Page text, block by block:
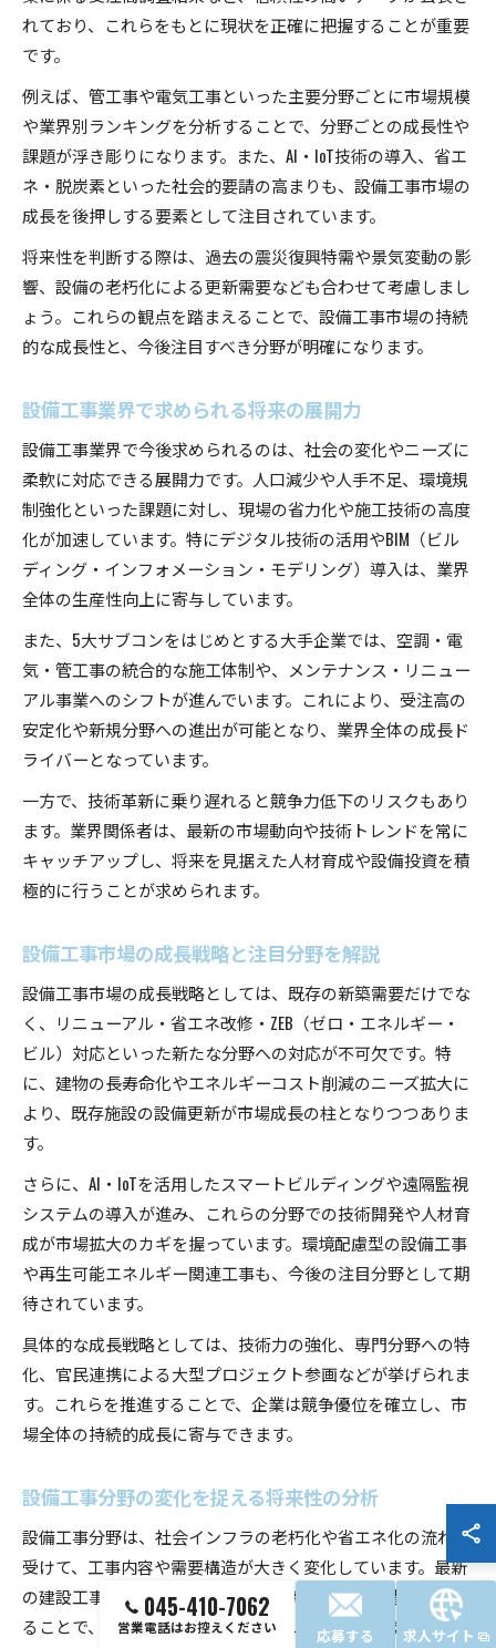
れており、これらをもとに現状を正確に把握することが重要
です。
例えば、管工事や電気工事といった主要分野ごとに市場規模
や業界別ランキングを分析することで、分野ごとの成長性や
課題が浮き彫りになります。また、AI・IoT技術の導入、省エ
ネ・脱炭素といった社会的要請の高まりも、設備工事市場の
成長を後押しする要素として注目されています。
将来性を判断する際は、過去の震災復興特需や景気変動の影
響、設備の老朽化による更新需要なども合わせて考慮しまし
ょう。これらの観点を踏まえることで、設備工事市場の持続
的な成長性と、今後注目すべき分野が明確になります。
設備工事業界で求められる将来の展開力
設備工事業界で今後求められるのは、社会の変化やニーズに
柔軟に対応できる展開力です。人口減少や人手不足、環境規
制強化といった課題に対し、現場の省力化や施工技術の高度
化が加速しています。特にデジタル技術の活用やBIM（ビル
ディング・インフォメーション・モデリング）導入は、業界
全体の生産性向上に寄与しています。
また、5大サブコンをはじめとする大手企業では、空調・電
気・管工事の統合的な施工体制や、メンテナンス・リニュー
アル事業へのシフトが進んでいます。これにより、受注高の
安定化や新規分野への進出が可能となり、業界全体の成長ド
ライバーとなっています。
一方で、技術革新に乗り遅れると競争力低下のリスクもあり
ます。業界関係者は、最新の市場動向や技術トレンドを常に
キャッチアップし、将来を見据えた人材育成や設備投資を積
極的に行うことが求められます。
設備工事市場の成長戦略と注目分野を解説
設備工事市場の成長戦略としては、既存の新築需要だけでな
く、リニューアル・省エネ改修・ZEB（ゼロ・エネルギー・
ビル）対応といった新たな分野への対応が不可欠です。特
に、建物の長寿命化やエネルギーコスト削減のニーズ拡大に
より、既存施設の設備更新が市場成長の柱となりつつありま
す。
さらに、AI・IoTを活用したスマートビルディングや遠隔監視
システムの導入が進み、これらの分野での技術開発や人材育
成が市場拡大のカギを握っています。環境配慮型の設備工事
や再生可能エネルギー関連工事も、今後の注目分野として期
待されています。
具体的な成長戦略としては、技術力の強化、専門分野への特
化、官民連携による大型プロジェクト参画などが挙げられま
す。これらを推進することで、企業は競争優位を確立し、市
場全体の持続的成長に寄与できます。
設備工事分野の変化を捉える将来性の分析
設備工事分野は、社会インフラの老朽化や省エネ化の流れを
受けて、工事内容や需要構造が大きく変化しています。最新
の建設工事施工統計や設備工事業に係る受注高調査を活用す
ることで、分野別の伸び率や注目トレンドを把握することが
045-410-7062
営業電話はお控えください 応募する 求人サイト